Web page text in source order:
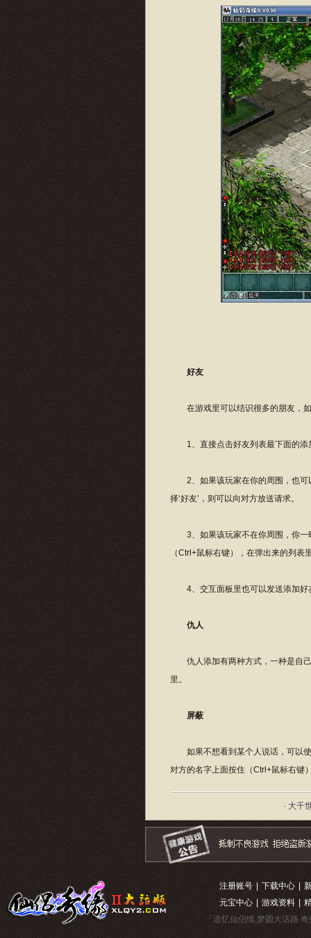
好友
在游戏里可以结识很多的朋友，如
1、直接点击好友列表最下面的添
2、如果该玩家在你的周围，也可
择‘好友’，则可以向对方放送请求。
3、如果该玩家不在你周围，你一
（Ctrl+鼠标右键），在弹出来的列表
4、交互面板里也可以发送添加好
仇人
仇人添加有两种方式，一种是自己
里。
屏蔽
如果不想看到某个人说话，可以使
对方的名字上面按住（Ctrl+鼠标右键
· 大千
注册账号 下载中心
元宝中心
游戏资料
「追忆仙侣情,梦圆大话路.